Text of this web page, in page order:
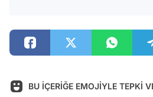
BU İÇERİĞE EMOJİYLE TEPKİ